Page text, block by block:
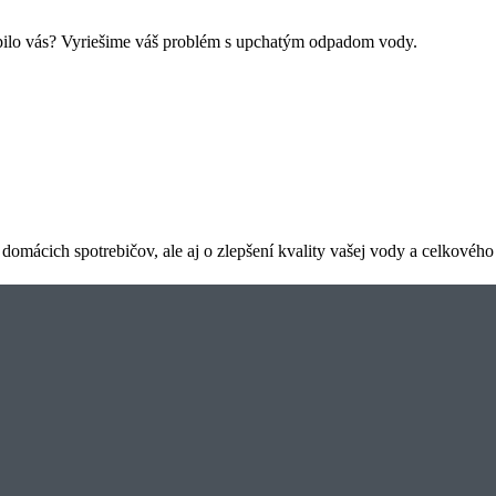
vás? Vyriešime váš problém s upchatým odpadom vody.
umna minulý týždeň, čistili mi
Pani sú super šikovní, ochotní